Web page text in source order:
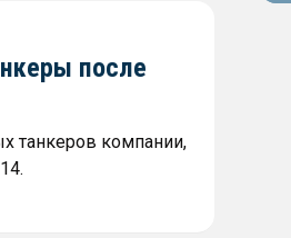
после
танкеров компании,